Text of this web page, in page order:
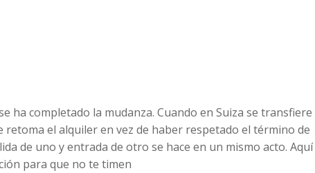
ha completado la mudanza. Cuando en Suiza se transfiere
el alquiler en vez de haber respetado el término de
de uno y entrada de otro se hace en un mismo acto.
para que no te timen